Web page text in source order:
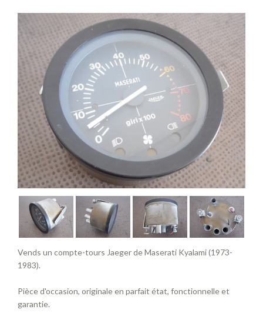
Vends un compte-tours Jaeger de Maserati Kyalami (1973-
1983).
Pièce d'occasion, originale en parfait état, fonctionnelle et
garantie.